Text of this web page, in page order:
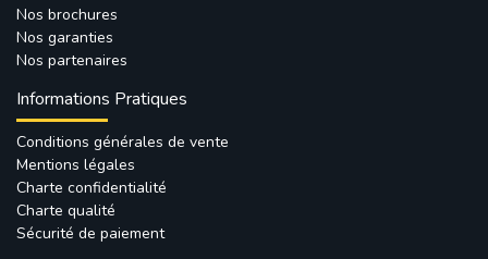
Nos brochures
Nos garanties
Nos partenaires
Informations Pratiques
Conditions générales de vente
Mentions légales
Charte confidentialité
Charte qualité
Sécurité de paiement